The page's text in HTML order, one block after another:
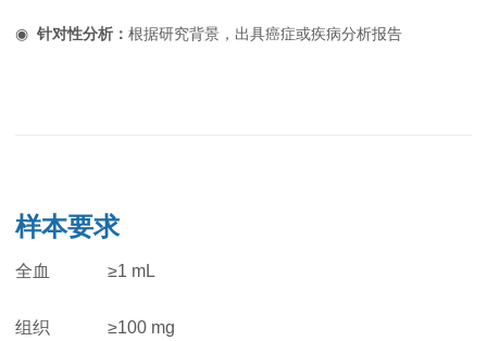
◉ 针对性分析： 根据研究背景，出具癌症或疾病分析报告
样本要求
全血 ≥1 mL
组织 ≥100 mg